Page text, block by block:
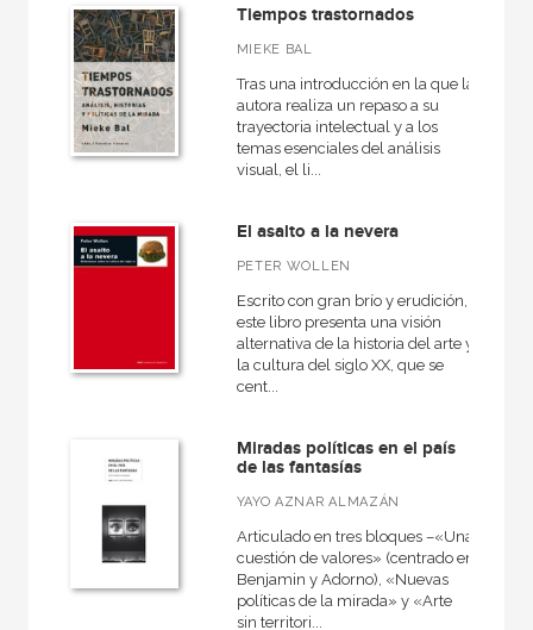
Tiempos trastornados
MIEKE BAL
Tras una introducción en la que la
autora realiza un repaso a su
trayectoria intelectual y a los
temas esenciales del análisis
visual, el li...
El asalto a la nevera
PETER WOLLEN
Escrito con gran brío y erudición,
este libro presenta una visión
alternativa de la historia del arte y
la cultura del siglo XX, que se
cent...
Miradas políticas en el país
de las fantasías
YAYO AZNAR ALMAZÁN
Articulado en tres bloques –«Una
cuestión de valores» (centrado en
Benjamin y Adorno), «Nuevas
políticas de la mirada» y «Arte
sin territori...